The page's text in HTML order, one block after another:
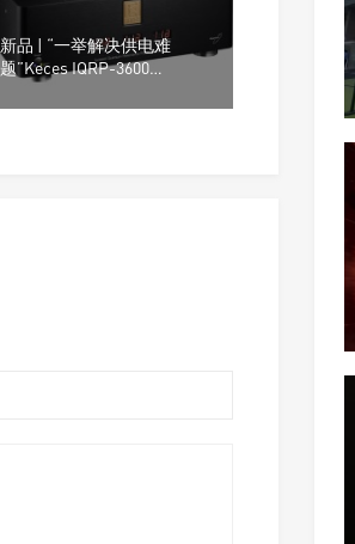
新品 | “一举解决供电难
题”Keces IQRP-3600